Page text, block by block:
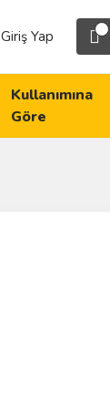
Giriş Yap
Kullanımına
Göre